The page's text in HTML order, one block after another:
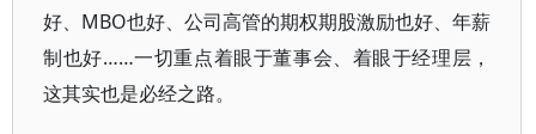
好、MBO也好、公司高管的期权期股激励也好、年薪
制也好……一切重点着眼于董事会、着眼于经理层，
这其实也是必经之路。